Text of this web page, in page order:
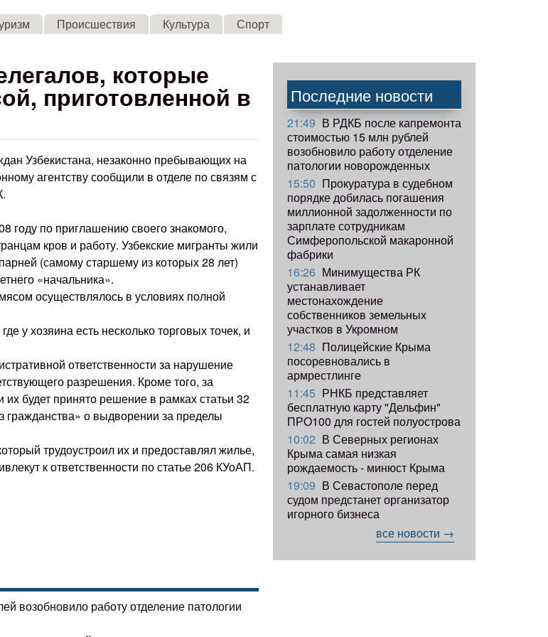
Skip to main content
Происшествия Культура Спорт
которые
приготовленной в
Узбекистана, незаконно пребывающих на
агентству сообщили в отделе по связям с
году по приглашению своего знакомого,
кров и работу. Узбекские мигранты жили
(самому старшему из которых 28 лет)
«начальника».
осуществлялось в условиях полной
у хозяина есть несколько торговых точек, и
ответственности за нарушение
разрешения. Кроме того, за
будет принято решение в рамках статьи 32
гражданства» о выдворении за пределы
трудоустроил их и предоставлял жилье,
к ответственности по статье 206 КУоАП.
возобновило работу отделение патологии
Последние новости
21:49 В РДКБ после капремонта
стоимостью 15 млн рублей
возобновило работу отделение
патологии новорожденных
15:50 Прокуратура в судебном
порядке добилась погашения
миллионной задолженности по
зарплате сотрудникам
Симферопольской макаронной
фабрики
16:26 Минимущества РК
устанавливает
местонахождение
собственников земельных
участков в Укромном
12:48 Полицейские Крыма
посоревновались в
армрестлинге
11:45 РНКБ представляет
бесплатную карту "Дельфин"
ПРО100 для гостей полуострова
10:02 В Северных регионах
Крыма самая низкая
рождаемость - минюст Крыма
19:09 В Севастополе перед
судом предстанет организатор
игорного бизнеса
все новости →